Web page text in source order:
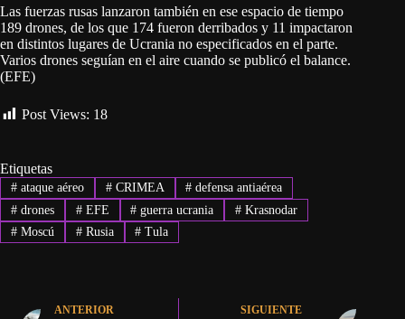
Las fuerzas rusas lanzaron también en ese espacio de tiempo
189 drones, de los que 174 fueron derribados y 11 impactaron
en distintos lugares de Ucrania no especificados en el parte.
Varios drones seguían en el aire cuando se publicó el balance.
(EFE)
Post Views: 18
Etiquetas
#ataque aéreo #CRIMEA # defensa antiaérea
#drones #EFE # guerra ucrania # Krasnodar
#Moscú #Rusia # Tula
ANTERIOR SIGUIENTE